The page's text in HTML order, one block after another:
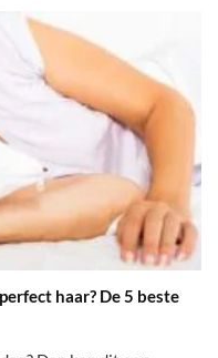
haar? De 5 beste